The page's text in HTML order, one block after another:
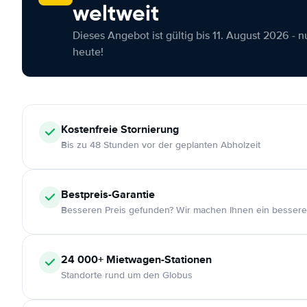
weltweit
Dieses Angebot ist gültig bis 11. August 2026 -
heute!
KostenfreieStornierung
Bis zu 48 Stunden vor der geplanten Abholzeit
Bestpreis-Garantie
Besseren Preis gefunden? Wir machen Ihnen ein
24 000+ Mietwagen-Stationen
Standorte rund um den Globus